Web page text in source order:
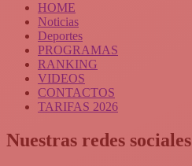
HOME
Noticias
Deportes
PROGRAMAS
RANKING
VIDEOS
CONTACTOS
TARIFAS 2026
Nuestras redes sociales